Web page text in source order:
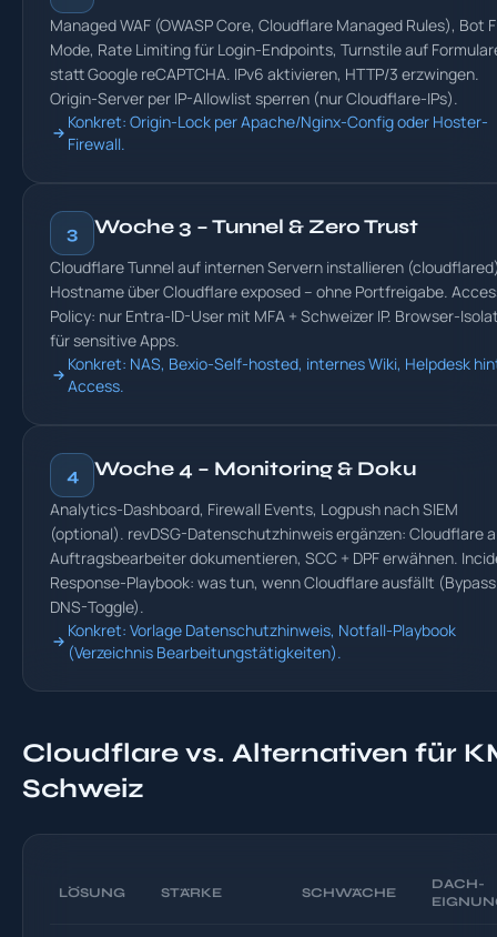
Managed WAF (OWASP Core, Cloudflare Managed Rules), Bot
Mode, Rate Limiting für Login-Endpoints, Turnstile auf
statt Google reCAPTCHA. IPv6 aktivieren, HTTP/3 erzwingen.
Origin-Server per IP-Allowlist sperren (nur Cloudflare-IPs).
Konkret: Origin-Lock per Apache/Nginx-Config oder Hoster-
Firewall.
3 Woche 3 – Tunnel & Zero Trust
Cloudflare Tunnel auf internen Servern installieren
Hostname über Cloudflare exposed – ohne Portfreigabe.
Policy: nur Entra-ID-User mit MFA + Schweizer IP. Browser-
für sensitive Apps.
Konkret: NAS, Bexio-Self-hosted, internes Wiki, Helpdesk
Access.
4 Woche 4 – Monitoring & Doku
Analytics-Dashboard, Firewall Events, Logpush nach SIEM
(optional). revDSG-Datenschutzhinweis ergänzen: Cloudflare
Auftragsbearbeiter dokumentieren, SCC + DPF erwähnen.
Response-Playbook: was tun, wenn Cloudflare ausfällt
DNS-Toggle).
Konkret: Vorlage Datenschutzhinweis, Notfall-Playbook
(Verzeichnis Bearbeitungstätigkeiten).
Cloudflare vs. Alternativen für
Schweiz
LÖSUNG STÄRKE SCHWÄCHE
DACH-